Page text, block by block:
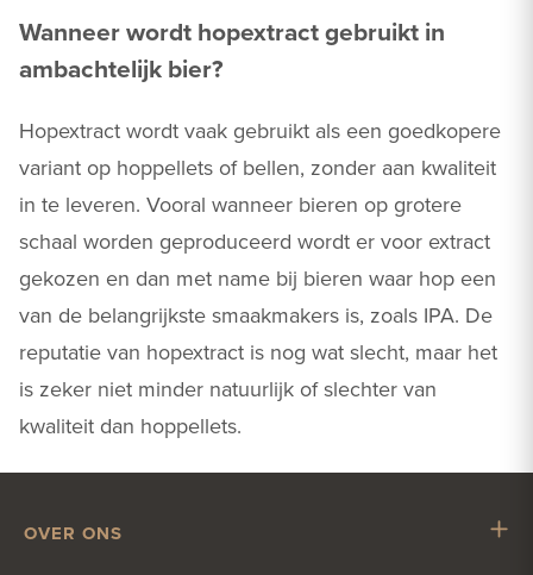
Wanneer wordt hopextract gebruikt in
ambachtelijk bier?
Hopextract wordt vaak gebruikt als een goedkopere
variant op hoppellets of bellen, zonder aan kwaliteit
in te leveren. Vooral wanneer bieren op grotere
schaal worden geproduceerd wordt er voor extract
gekozen en dan met name bij bieren waar hop een
van de belangrijkste smaakmakers is, zoals IPA. De
reputatie van hopextract is nog wat slecht, maar het
is zeker niet minder natuurlijk of slechter van
kwaliteit dan hoppellets.
OVER ONS